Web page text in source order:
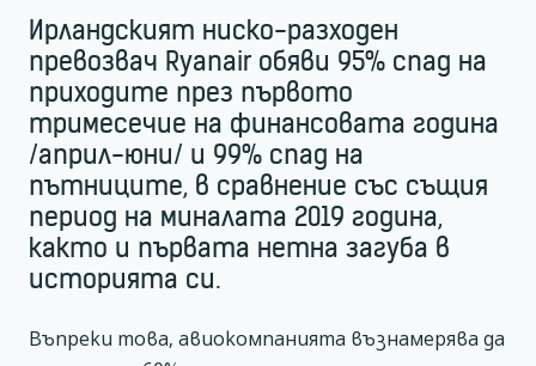
Ирландският ниско-разходен
превозвач Ryanair обяви 95% спад на
приходите през първото
тримесечие на финансовата година
/април-юни/ и 99% спад на
пътниците, в сравнение със същия
период на миналата 2019 година,
както и първата нетна загуба в
историята си.
Въпреки това, авиокомпанията възнамерява да